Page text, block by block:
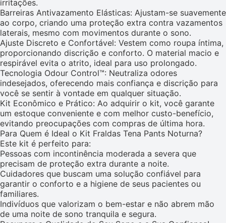
irritações.
Barreiras Antivazamento Elásticas: Ajustam-se suavemente
ao corpo, criando uma proteção extra contra vazamentos
laterais, mesmo com movimentos durante o sono.
Ajuste Discreto e Confortável: Vestem como roupa íntima,
proporcionando discrição e conforto. O material macio e
respirável evita o atrito, ideal para uso prolongado.
Tecnologia Odour Control™: Neutraliza odores
indesejados, oferecendo mais confiança e discrição para
você se sentir à vontade em qualquer situação.
Kit Econômico e Prático: Ao adquirir o kit, você garante
um estoque conveniente e com melhor custo-benefício,
evitando preocupações com compras de última hora.
Para Quem é Ideal o Kit Fraldas Tena Pants Noturna?
Este kit é perfeito para:
Pessoas com incontinência moderada a severa que
precisam de proteção extra durante a noite.
Cuidadores que buscam uma solução confiável para
garantir o conforto e a higiene de seus pacientes ou
familiares.
Indivíduos que valorizam o bem-estar e não abrem mão
de uma noite de sono tranquila e segura.